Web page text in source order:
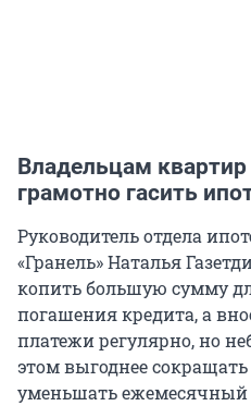
Владельцам
грамотно гасить
Руководитель отдела
«Гранель» Наталья
копить большую сумму
погашения кредита, а
платежи регулярно, но
этом выгоднее
уменьшать ежемесячный